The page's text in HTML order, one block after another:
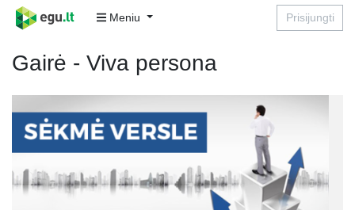
Meniu Prisijungti
Gairė - Viva persona